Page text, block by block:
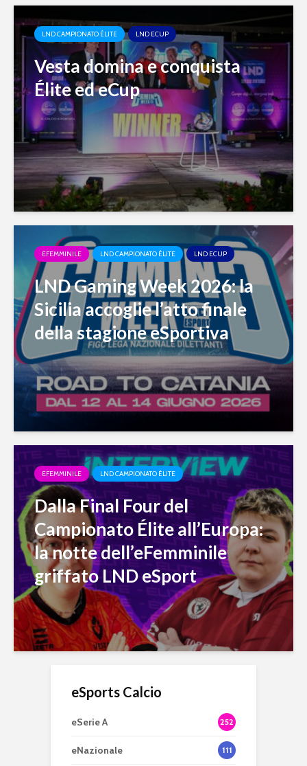
LND CAMPIONATO ÉLITE LND ECUP
Vesta domina e conquista
Élite ed eCup
EFEMMINILE LND CAMPIONATO ÉLITE LND ECUP
LND Gaming Week 2026: la
Sicilia accoglie l’atto finale
della stagione eSportiva
EFEMMINILE LND CAMPIONATO ÉLITE
Dalla Final Four del
Campionato Élite all’Europa:
la notte dell’eFemminile
griffato LND eSport
eSports Calcio
eSerie A 252
eNazionale 111